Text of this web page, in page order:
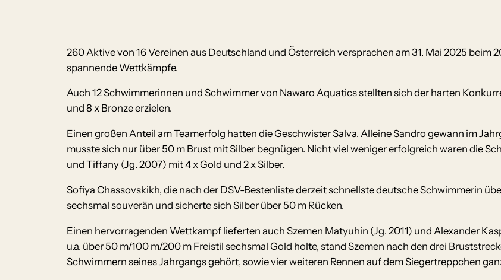
260 Aktive von 16 Vereinen aus Deutschland und Österreich versprachen am 31. Mai 2025 beim
spannende Wettkämpfe.
Auch 12 Schwimmerinnen und Schwimmer von Nawaro Aquatics stellten sich der harten
und 8 x Bronze erzielen.
Einen großen Anteil am Teamerfolg hatten die Geschwister Salva. Alleine Sandro gewann im
musste sich nur über 50 m Brust mit Silber begnügen. Nicht viel weniger erfolgreich waren die
und Tiffany (Jg. 2007) mit 4 x Gold und 2 x Silber.
Sofiya Chassovskikh, die nach der DSV-Bestenliste derzeit schnellste deutsche Schwimmerin
sechsmal souverän und sicherte sich Silber über 50 m Rücken.
Einen hervorragenden Wettkampf lieferten auch Szemen Matyuhin (Jg. 2011) und Alexander
u.a. über 50 m/100 m/200 m Freistil sechsmal Gold holte, stand Szemen nach den drei
Schwimmern seines Jahrgangs gehört, sowie vier weiteren Rennen auf dem Siegertreppchen